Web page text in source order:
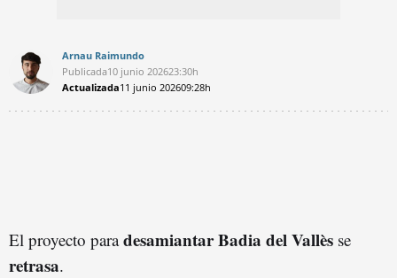
Arnau Raimundo
Publicada10 junio 202623:30h
Actualizada11 junio 202609:28h
El proyecto paradesamiantar Badia del Vallès se
retrasa.